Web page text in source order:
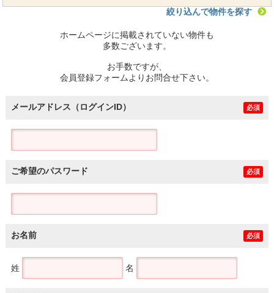
絞り込んで物件を探す
ホームページに掲載されていない物件も
多数ございます。
お手数ですが、
会員登録フォームよりお問合せ下さい。
メールアドレス（ログインID） 必須
ご希望のパスワード 必須
お名前 必須
姓 名